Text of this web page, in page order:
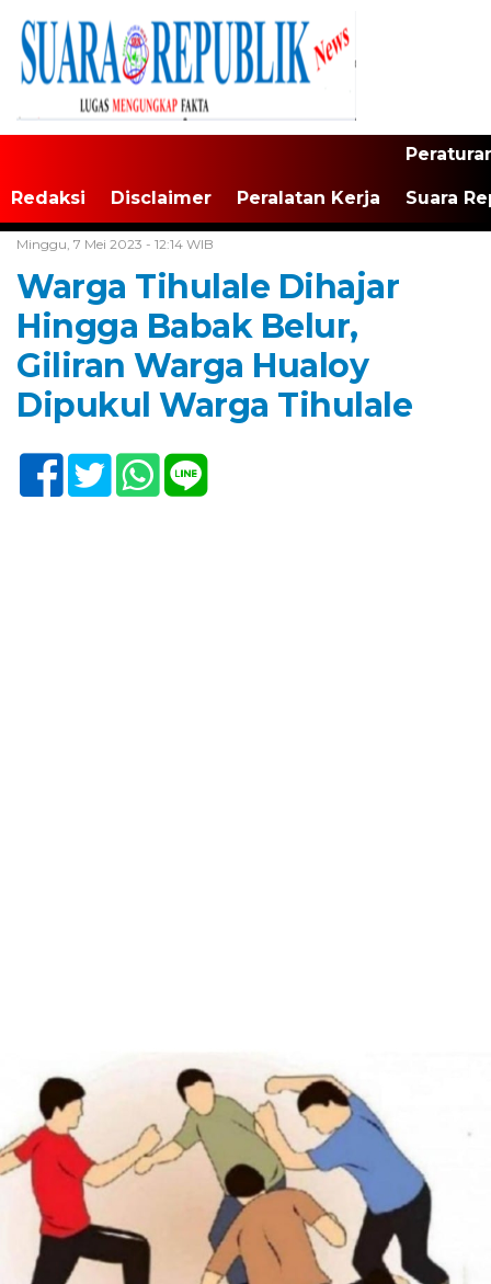
Redaksi Disclaimer Peralatan Kerja Suara
Minggu, 7 Mei 2023 - 12:14 WIB
Warga Tihulale Dihajar
Hingga Babak Belur,
Giliran Warga Hualoy
Dipukul Warga Tihulale